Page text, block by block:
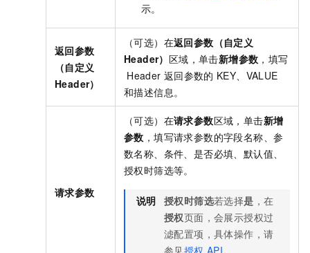
示。
返回参数
（自定义
Header）
（可选）在返回参数（自定义
Header） 区域，单击新增参数 ，填写
Header 返回参数的 KEY、VALUE
和描述信息。
请求参数
（可选）在请求参数区域，单击新增
参数 ，填写请求参数的字段名称、参
数名称、条件、是否必填、默认值、
授权时筛选等。
说明 授权时筛选若选择是 ，在
授权页面，会展示授权过
滤配置项，具体操作，请